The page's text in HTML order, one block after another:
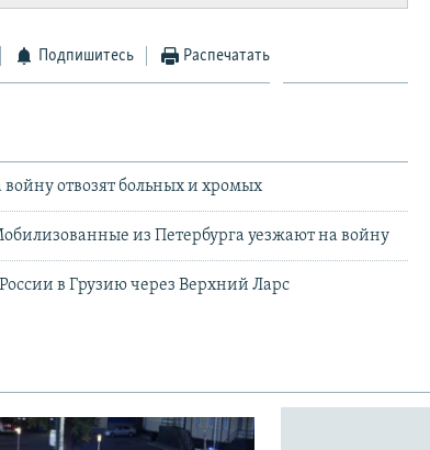
Подпишитесь Распечатать
войну отвозят больных и хромых
из Петербурга уезжают на войну
в Грузию через Верхний Ларс